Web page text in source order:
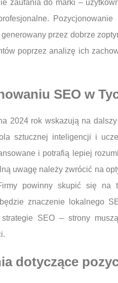
zaufania do marki –
przez dobrze
poprzez analizę ich
SEO w
2024 rok wskazują na
sztucznej inteligencji i
i potrafią lepiej
uwagę należy zwrócić na
powinny skupić się na
znaczenie lokalnego
SEO – strony
dotyczące